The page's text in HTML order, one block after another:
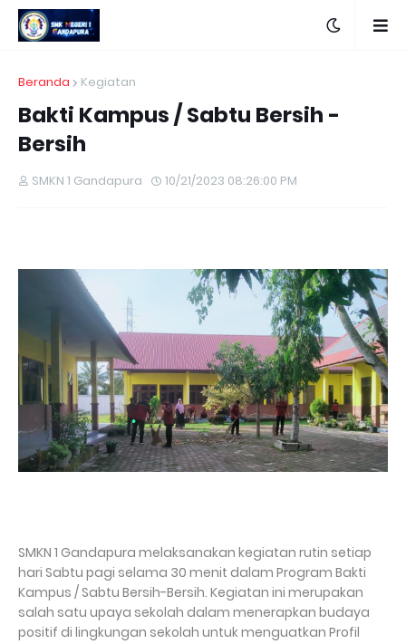
Beranda Kegiatan
Bakti Kampus / Sabtu Bersih -
Bersih
SMKN 1 Gandapura 10/21/2023 08:26:00 PM
SMKN 1 Gandapura melaksanakan kegiatan rutin setiap
hari Sabtu pagi selama 30 menit dalam Program Bakti
Kampus / Sabtu Bersih-Bersih. Kegiatan ini merupakan
salah satu upaya sekolah dalam menerapkan budaya
positif di lingkungan sekolah untuk menguatkan Profil